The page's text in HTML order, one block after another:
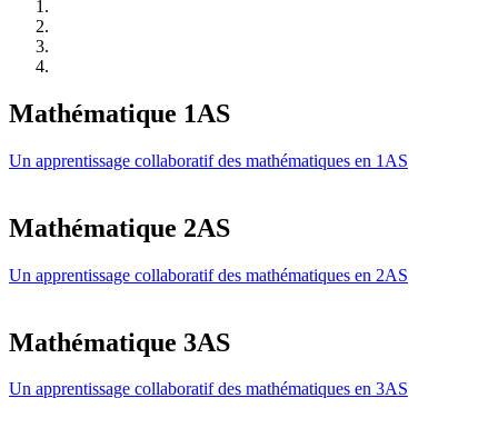
Mathématique 1AS
Un apprentissage collaboratif des mathématiques en 1AS
Mathématique 2AS
Un apprentissage collaboratif des mathématiques en 2AS
Mathématique 3AS
Un apprentissage collaboratif des mathématiques en 3AS